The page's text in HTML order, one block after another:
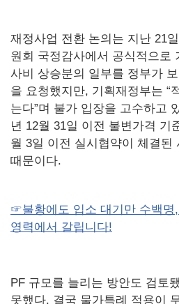
재정사업 전환 논의는 지난 21
원회 국정감사에서 공식적으로
사비 상승분의 일부를 정부가 보
을 요청했지만, 기획재정부는 “
는다”며 불가 입장을 고수하고
년 12월 31일 이전 불변가격 기
월 3일 이전 실시협약이 체결된
때문이다.
☞불황에도 입소 대기만 수백명
영력에서 갈립니다!
PF 규모를 늘리는 방안도 검토
못했다. 결국 물가특례 적용이